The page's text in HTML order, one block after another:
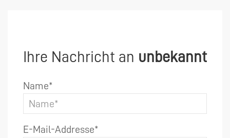
Ihre Nachricht an unbekannt
Name*
E-Mail-Addresse*